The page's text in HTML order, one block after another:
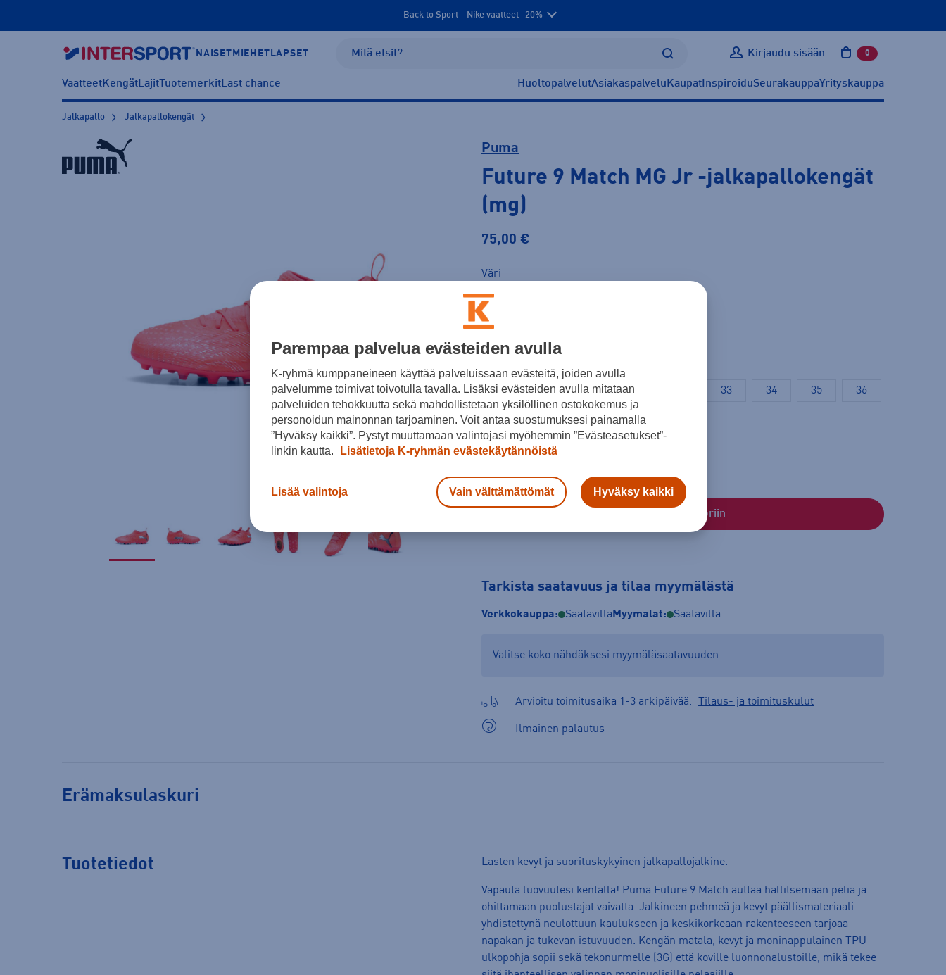
Back to Sport - Nike vaatteet -20%
NAISET MIEHET LAPSET Kirjaudu sisään 0 tuotetta
VaatteetKengätLajitTuotemerkitLast chance HuoltopalvelutAsiakaspalvelu Kaupat InspiroiduSeurakauppaYrityskauppa
Jalkapallo Jalkapallokengät
Puma
Future 9 Match MG Jr -jalkapallokengät
(mg)
75,00 €
Väri
28 29 30 31 33 34 35 36
37 37,5 38 38,5
Kokotaulukko
Lisää ostoskoriin
Tarkista saatavuus ja tilaa myymälästä
Verkkokauppa: Saatavilla Myymälät: Saatavilla
Valitse koko nähdäksesi myymäläsaatavuuden.
Arvioitu toimitusaika 1-3 arkipäivää. Tilaus- ja toimituskulut
Ilmainen palautus
Erämaksulaskuri
Tuotetiedot Lasten kevyt ja suorituskykyinen jalkapallojalkine.
Vapauta luovuutesi kentällä! Puma Future 9 Match auttaa hallitsemaan peliä ja
ohittamaan puolustajat vaivatta. Jalkineen pehmeä ja kevyt päällismateriaali
yhdistettynä neulottuun kaulukseen ja keskikorkeaan rakenteeseen tarjoaa
napakan ja tukevan istuvuuden. Kengän matala, kevyt ja moninappulainen TPU-
ulkopohja sopii sekä tekonurmelle (3G) että koville luonnonalustoille, mikä tekee
Parempaa palvelua evästeiden avulla
K-ryhmä kumppaneineen käyttää palveluissaan evästeitä, joiden avulla
palvelumme toimivat toivotulla tavalla. Lisäksi evästeiden avulla mitataan
palveluiden tehokkuutta sekä mahdollistetaan yksilöllinen ostokokemus ja
personoidun mainonnan tarjoaminen. Voit antaa suostumuksesi painamalla
”Hyväksy kaikki”. Pystyt muuttamaan valintojasi myöhemmin ”Evästeasetukset”-
linkin kautta.
Lisätietoja K-ryhmän evästekäytännöistä
Lisää valintoja Vain välttämättömät Hyväksy kaikki